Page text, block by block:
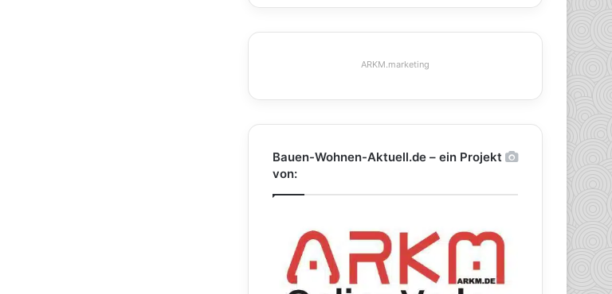
ARKM.marketing
Bauen-Wohnen-Aktuell.de – ein Projekt
von: